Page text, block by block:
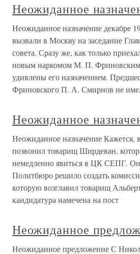
Неожиданное
Неожиданное назначение декабре
вызвали в Москву на заседание
совета. Сразу же, как только
новым наркомом М. П.
удивлены его назначением.
Фриновского П. А. Смирнов не
Неожиданное
Неожиданное назначение Кажется,
позвонил товарищ Ширдеван,
немедленно явиться в ЦК СЕПГ.
Политбюро решило создать
которую возглавил товарищ
кандидатура намечена на пост
Неожиданное
Неожиданное предложение С